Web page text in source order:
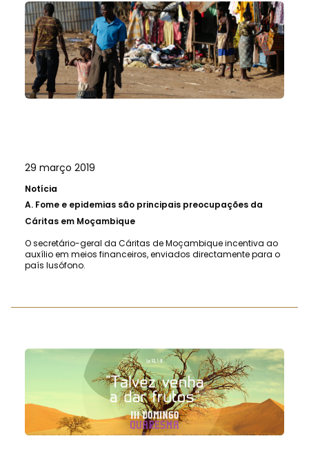
29 março 2019
Notícia
A. Fome e epidemias são principais preocupações da
Cáritas em Moçambique
O secretário-geral da Cáritas de Moçambique incentiva ao
auxílio em meios financeiros, enviados directamente para o
país lusófono.